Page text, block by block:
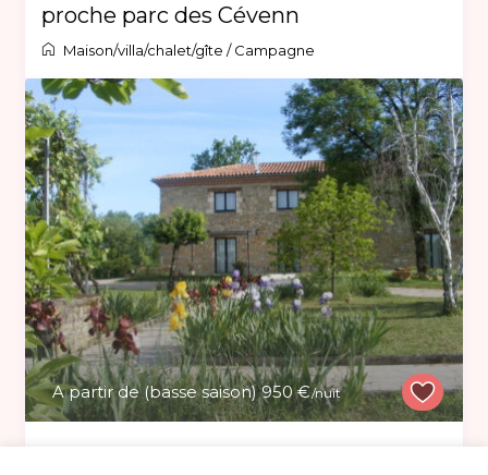
proche parc des Cévenn
Maison/villa/chalet/gîte /Campagne
A partir de (basse saison) 950 €/nuit